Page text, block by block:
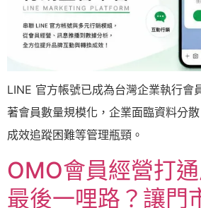
LINE 官方帳號已成為台灣企業執行會
著會員數量規模化，企業面臨資料分
成效追蹤困難等管理瓶頸。
OMO會員經營打
最後一哩路？讓門